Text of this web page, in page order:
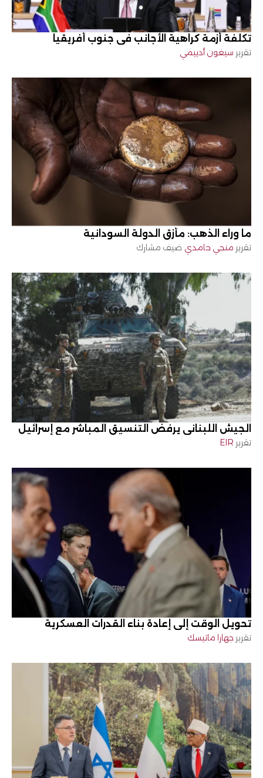
تكلفة أزمة كراهية الأجانب في جنوب أفريقيا
تقرير سيغون أدييمي
ما وراء الذهب: مأزق الدولة السودانية
تقرير منجي حامدي ضيف مشارك
الجيش اللبناني يرفض التنسيق المباشر مع إسرائيل
تقرير EIR
تحويل الوقت إلى إعادة بناء القدرات العسكرية
تقرير جهارا ماتيسك